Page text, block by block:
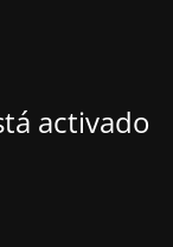
activado